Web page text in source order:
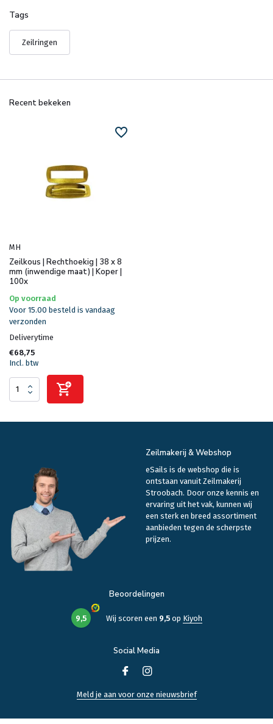
Tags
Zeilringen
Recent bekeken
MH
Zeilkous | Rechthoekig | 38 x 8
mm (inwendige maat) | Koper |
100x
Op voorraad
Voor 15.00 besteld is vandaag
verzonden
Deliverytime
€68,75
Incl. btw
Zeilmakerij & Webshop
eSails is de webshop die is
ontstaan vanuit Zeilmakerij
Stroobach. Door onze kennis en
ervaring uit het vak, kunnen wij
een sterk en breed assortiment
aanbieden tegen de scherpste
prijzen.
Beoordelingen
9,5 Wij scoren een 9,5op Kiyoh
Social Media
Meld je aan voor onze nieuwsbrief